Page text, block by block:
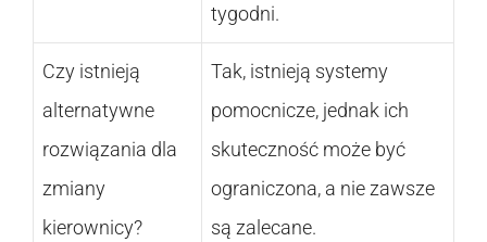
tygodni.
Czy istnieją
alternatywne
rozwiązania dla
zmiany
kierownicy?
Tak, istnieją systemy
pomocnicze, jednak ich
skuteczność może być
ograniczona, a nie zawsze
są zalecane.